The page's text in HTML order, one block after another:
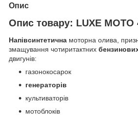
Опис
Опис товару: LUXE MOTO
Напівсинтетична моторна олива,
змащування чотиритактних
двигунів:
газонокосарок
генераторів
культиваторів
мотоблоків